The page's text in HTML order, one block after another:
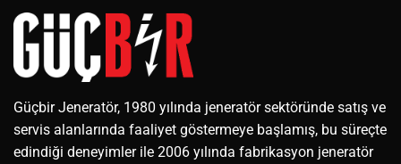
Güçbir Jeneratör, 1980 yılında jeneratör sektöründe satış ve
servis alanlarında faaliyet göstermeye başlamış, bu süreçte
edindiği deneyimler ile 2006 yılında fabrikasyon jeneratör